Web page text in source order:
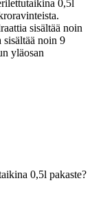
0,5l
sisältää noin
noin 9
yläosan
0,5l pakaste?